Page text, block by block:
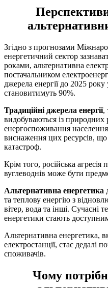
Згідно з прогнозами
енергетичний сектор
роками, альтернативна
постачальником
джерела енергії до 2025
становитимуть 90%.
Традиційні джерела енергії,
видобуваються із природних
енергоспоживання
виснаження цих ресурсів,
катастроф.
Крім того, російська
вуглеводнів може бути
Альтернативна енергетика
та теплову енергію з
вітер, вода та інші. Сучасні
енергетики стають
Альтернативна енергетика,
електростанції, стає дедалі
споживачів.
Чому